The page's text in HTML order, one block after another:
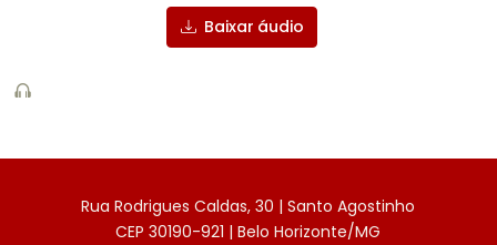
Baixar áudio
Rua Rodrigues Caldas, 30 | Santo Agostinho
CEP 30190-921 | Belo Horizonte/MG